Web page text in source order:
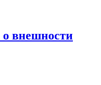
о внешности